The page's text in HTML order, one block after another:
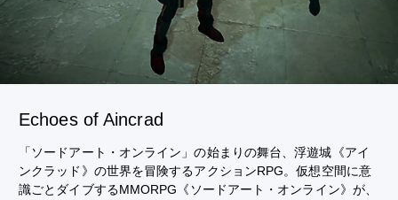
Echoes of Aincrad
「ソードアート・オンライン」の始まりの舞台、浮遊城《アイ
ンクラッド》の世界を冒険するアクションRPG。仮想空間に意
識ごとダイブするMMORPG《ソードアート・オンライン》が、